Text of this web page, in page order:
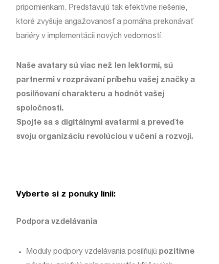
pripomienkam. Predstavujú tak efektívne riešenie,
ktoré zvyšuje angažovanosť a pomáha prekonávať
bariéry v implementácii nových vedomostí.
Naše avatary sú viac než len lektormi, sú
partnermi v rozprávaní príbehu vašej značky a
posilňovaní charakteru a hodnôt vašej
spoločnosti.
Spojte sa s digitálnymi avatarmi a preveďte
svoju organizáciu revolúciou v učení a rozvoji.
Vyberte si z ponuky línií:
Podpora vzdelávania
Moduly podpory vzdelávania posilňujú pozitívne